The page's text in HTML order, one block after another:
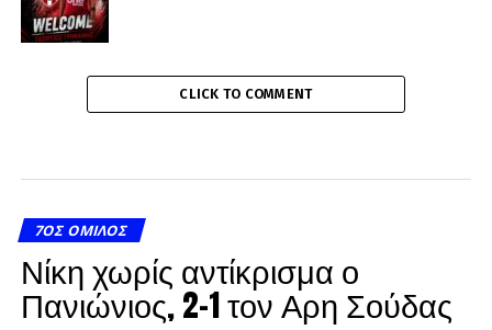
CLICK TO COMMENT
7ΟΣ ΌΜΙΛΟΣ
Νίκη χωρίς αντίκρισμα ο
Πανιώνιος, 2-1 τον Αρη Σούδας